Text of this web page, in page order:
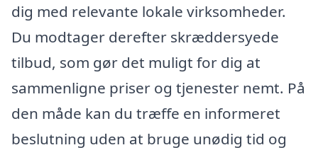
dig med relevante lokale virksomheder.
Du modtager derefter skræddersyede
tilbud, som gør det muligt for dig at
sammenligne priser og tjenester nemt. På
den måde kan du træffe en informeret
beslutning uden at bruge unødig tid og